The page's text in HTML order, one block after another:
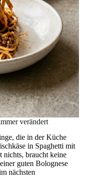
verändert
die in der Küche
in Spaghetti mit
nichts, braucht keine
guten Bolognese
nächsten